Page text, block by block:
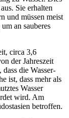
Sie erhalten
und müssen meist
an sauberes
circa 3,6
der Jahreszeit
die Wasser-
ist, dass mehr als
Wasser
wird. Am
betroffen.